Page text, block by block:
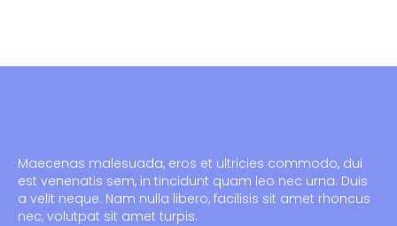
Maecenas malesuada, eros et ultricies commodo, dui
est venenatis sem, in tincidunt quam leo nec urna. Duis
a velit neque. Nam nulla libero, facilisis sit amet rhoncus
nec, volutpat sit amet turpis.